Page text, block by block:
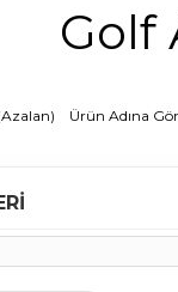
Golf
Ürün Adına